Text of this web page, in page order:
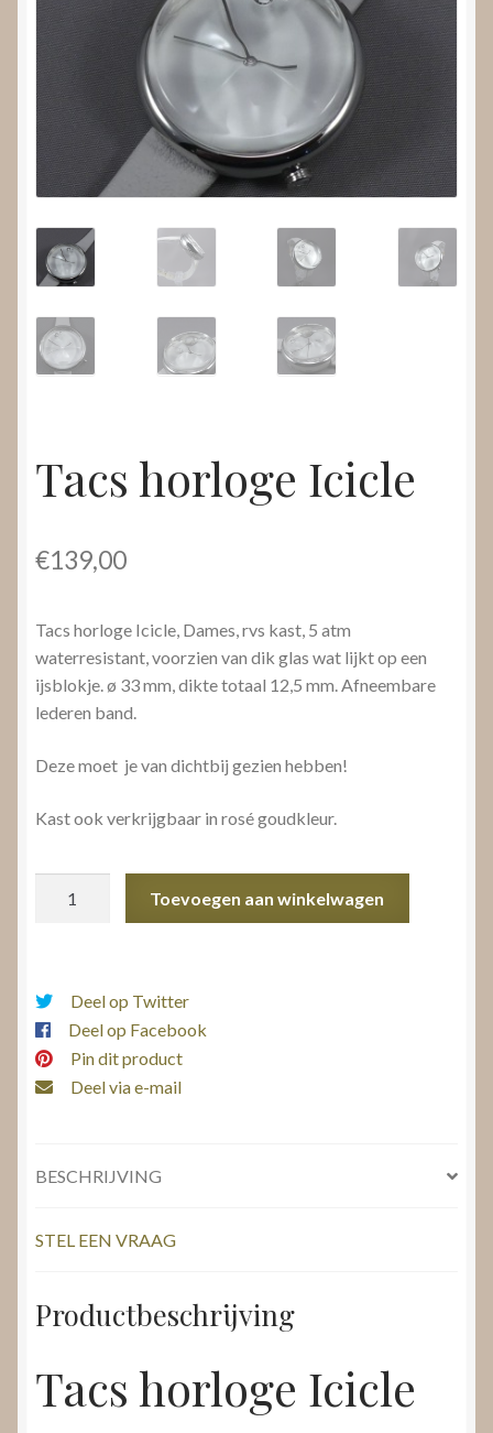
Nieuws
Video’s
Submenu
uitvouwen
Tacs horloge Icicle
€139,00
Tacs horloge Icicle, Dames, rvs kast, 5 atm
waterresistant, voorzien van dik glas wat lijkt op een
ijsblokje. ø 33 mm, dikte totaal 12,5 mm. Afneembare
lederen band.
Deze moet je van dichtbij gezien hebben!
Kast ook verkrijgbaar in rosé goudkleur.
Toevoegen aan winkelwagen
Deel op Twitter
Deel op Facebook
Pin dit product
Deel via e-mail
BESCHRIJVING
STEL EEN VRAAG
Productbeschrijving
Tacs horloge Icicle